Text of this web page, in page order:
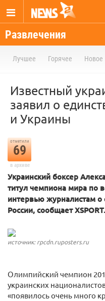
Развлечения
Лучшее Горячее Новое
Известный
заявил о
и Украины
отметили
69
в архиве
Украинский боксер
титул чемпиона мира по
интервью журналистам
России, сообщает
источник: rpcdn.ruposters.ru
Олимпийский чемпион
украинских
«появилось очень много